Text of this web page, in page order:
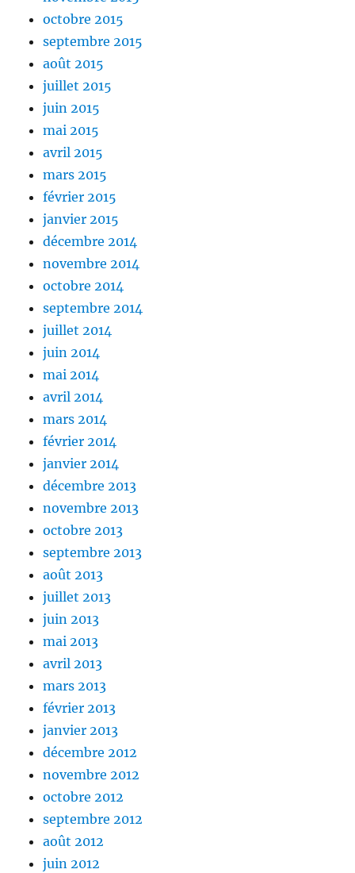
octobre 2015
septembre 2015
août 2015
juillet 2015
juin 2015
mai 2015
avril 2015
mars 2015
février 2015
janvier 2015
décembre 2014
novembre 2014
octobre 2014
septembre 2014
juillet 2014
juin 2014
mai 2014
avril 2014
mars 2014
février 2014
janvier 2014
décembre 2013
novembre 2013
octobre 2013
septembre 2013
août 2013
juillet 2013
juin 2013
mai 2013
avril 2013
mars 2013
février 2013
janvier 2013
décembre 2012
novembre 2012
octobre 2012
septembre 2012
août 2012
juin 2012